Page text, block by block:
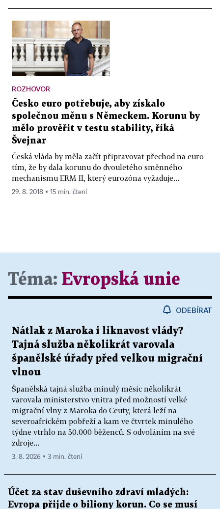
ROZHOVOR
Česko euro potřebuje, aby získalo
společnou měnu s Německem. Korunu by
mělo prověřit v testu stability, říká
Švejnar
Česká vláda by měla začít připravovat přechod na euro
tím, že by dala korunu do dvouletého směnného
mechanismu ERM II, který eurozóna vyžaduje...
29. 8. 2018 ▪ 15 min. čtení
Téma: Evropská unie
ODEBÍRAT
Nátlak z Maroka i liknavost vlády?
Tajná služba několikrát varovala
španělské úřady před velkou migrační
vlnou
Španělská tajná služba minulý měsíc několikrát
varovala ministerstvo vnitra před možností velké
migrační vlny z Maroka do Ceuty, která leží na
severoafrickém pobřeží a kam ve čtvrtek minulého
týdne vtrhlo na 50.000 běženců. S odvoláním na své
zdroje...
3. 8. 2026 ▪ 3 min. čtení
Účet za stav duševního zdraví mladých:
Evropa přijde o biliony korun. Co se musí